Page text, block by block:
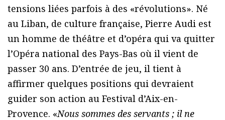
tensions liées parfois à des «révolutions». Né
au Liban, de culture française, Pierre Audi est
un homme de théâtre et d’opéra qui va quitter
l’Opéra national des Pays-Bas où il vient de
passer 30 ans. D’entrée de jeu, il tient à
affirmer quelques positions qui devraient
guider son action au Festival d’Aix-en-
Provence. «Nous sommes des servants ; il ne